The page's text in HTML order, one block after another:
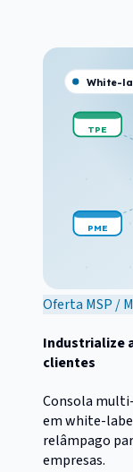
TPE
PME
White-
Oferta MSP /
Industrialize
clientes
Consola
em white-
relâmpago
empresas.